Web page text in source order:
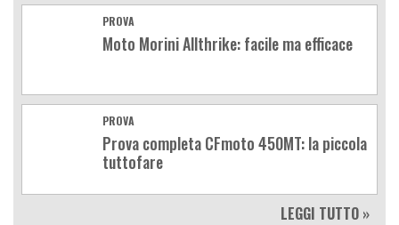
PROVA
Moto Morini Allthrike: facile ma efficace
PROVA
Prova completa CFmoto 450MT: la piccola
tuttofare
LEGGI TUTTO »